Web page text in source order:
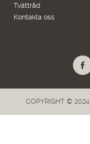
Tvättråd
Kontakta oss
COPYRIGHT ©